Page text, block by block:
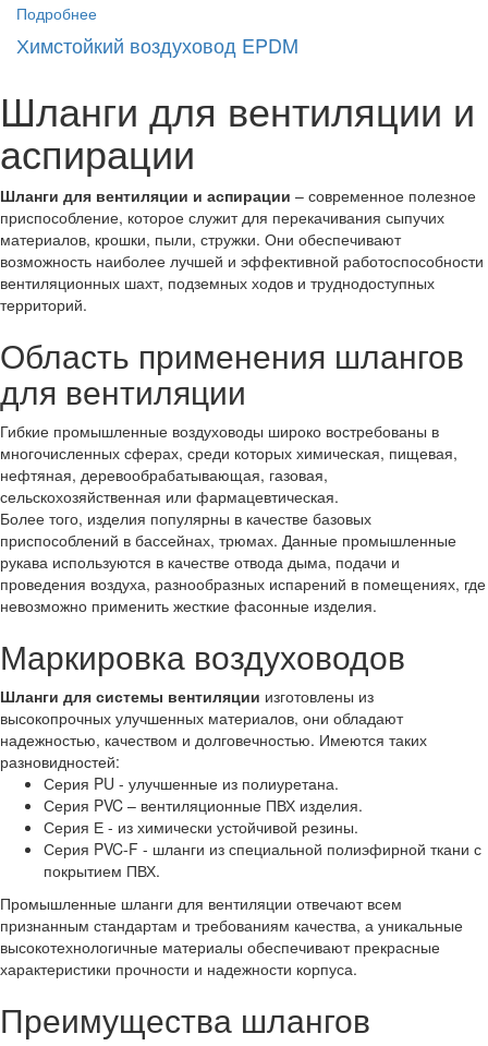
Подробнее
Химстойкий воздуховод EPDM
Шланги для вентиляции и
аспирации
Шланги для вентиляции и аспирации – современное полезное
приспособление, которое служит для перекачивания сыпучих
материалов, крошки, пыли, стружки. Они обеспечивают
возможность наиболее лучшей и эффективной работоспособности
вентиляционных шахт, подземных ходов и труднодоступных
территорий.
Область применения шлангов
для вентиляции
Гибкие промышленные воздуховоды широко востребованы в
многочисленных сферах, среди которых химическая, пищевая,
нефтяная, деревообрабатывающая, газовая,
сельскохозяйственная или фармацевтическая.
Более того, изделия популярны в качестве базовых
приспособлений в бассейнах, трюмах. Данные промышленные
рукава используются в качестве отвода дыма, подачи и
проведения воздуха, разнообразных испарений в помещениях, где
невозможно применить жесткие фасонные изделия.
Маркировка воздуховодов
Шланги для системы вентиляции изготовлены из
высокопрочных улучшенных материалов, они обладают
надежностью, качеством и долговечностью. Имеются таких
разновидностей:
Серия PU - улучшенные из полиуретана.
Серия PVC – вентиляционные ПВХ изделия.
Серия Е - из химически устойчивой резины.
Серия PVC-F - шланги из специальной полиэфирной ткани с
покрытием ПВХ.
Промышленные шланги для вентиляции отвечают всем
признанным стандартам и требованиям качества, а уникальные
высокотехнологичные материалы обеспечивают прекрасные
характеристики прочности и надежности корпуса.
Преимущества шлангов